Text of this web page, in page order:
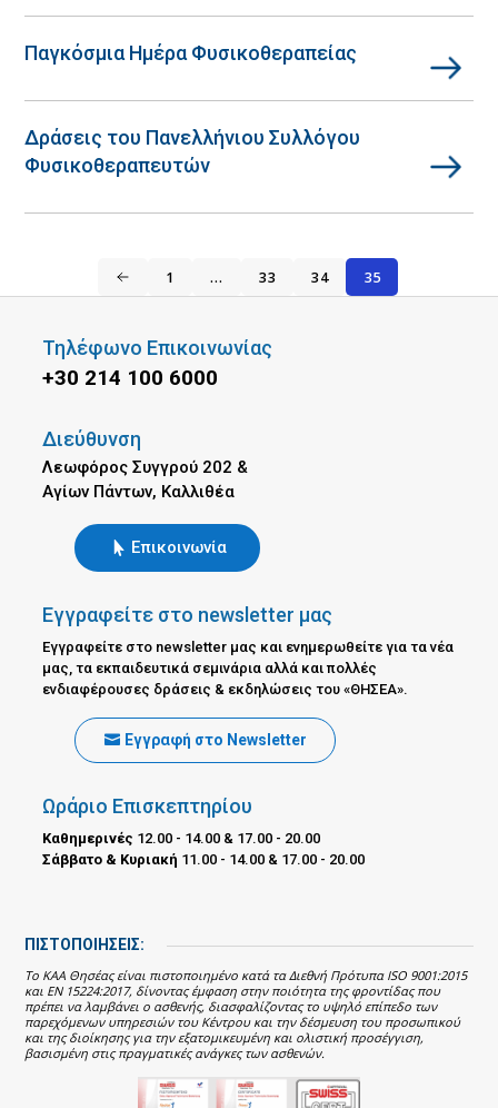
Παγκόσμια Ημέρα Φυσικοθεραπείας
Δράσεις του Πανελλήνιου Συλλόγου
Φυσικοθεραπευτών
1 … 33 34 35
Τηλέφωνο Επικοινωνίας
+30 214 100 6000
Διεύθυνση
Λεωφόρος Συγγρού 202 &
Αγίων Πάντων, Καλλιθέα
Επικοινωνία
Εγγραφείτε στο newsletter μας
Εγγραφείτε στο newsletter μας και ενημερωθείτε για τα νέα
μας, τα εκπαιδευτικά σεμινάρια αλλά και πολλές
ενδιαφέρουσες δράσεις & εκδηλώσεις του «ΘΗΣΕΑ».
Εγγραφή στο Newsletter
Ωράριο Επισκεπτηρίου
Καθημερινές 12.00 - 14.00 & 17.00 - 20.00
Σάββατο & Κυριακή 11.00 - 14.00 & 17.00 - 20.00
ΠΙΣΤΟΠΟΙΗΣΕΙΣ:
Το ΚΑΑ Θησέας είναι πιστοποιημένο κατά τα Διεθνή Πρότυπα ISO 9001:2015
και EN 15224:2017, δίνοντας έμφαση στην ποιότητα της φροντίδας που
πρέπει να λαμβάνει ο ασθενής, διασφαλίζοντας το υψηλό επίπεδο των
παρεχόμενων υπηρεσιών του Κέντρου και την δέσμευση του προσωπικού
και της διοίκησης για την εξατομικευμένη και ολιστική προσέγγιση,
βασισμένη στις πραγματικές ανάγκες των ασθενών.